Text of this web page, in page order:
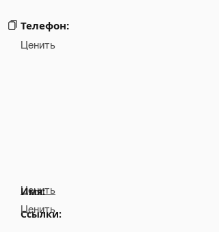
Телефон:
Ценить
Ценить
Ссылки:
Имя:
Ценить